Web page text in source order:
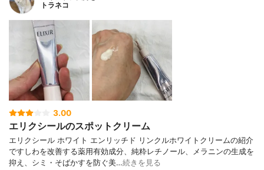
トラネコ
3.00
エリクシールのスポットクリーム
エリクシール ホワイト エンリッチド リンクルホワイトクリームの紹介
ですしわを改善する薬用有効成分、純粋レチノール、メラニンの生成を
抑え、シミ・そばかすを防ぐ美…続きを見る